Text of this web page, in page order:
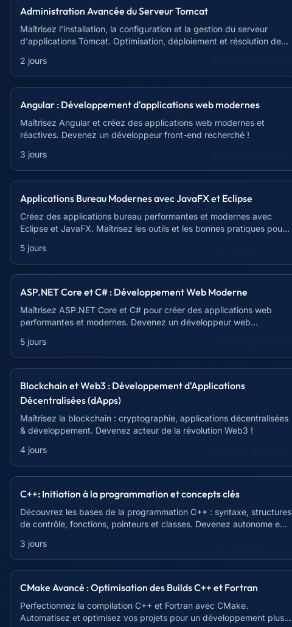
Administration Avancée du Serveur Tomcat
Maîtrisez l'installation, la configuration et la gestion du serveur
d'applications Tomcat. Optimisation, déploiement et résolution de
2 jours
Angular : Développement d'applications web modernes
Maîtrisez Angular et créez des applications web modernes et
réactives. Devenez un développeur front-end recherché !
3 jours
Applications Bureau Modernes avec JavaFX et Eclipse
Créez des applications bureau performantes et modernes avec
Eclipse et JavaFX. Maîtrisez les outils et les bonnes pratiques pour
5 jours
ASP.NET Core et C# : Développement Web Moderne
Maîtrisez ASP.NET Core et C# pour créer des applications web
performantes et modernes. Devenez un développeur web
5 jours
Blockchain et Web3 : Développement d'Applications
Décentralisées (dApps)
Maîtrisez la blockchain : cryptographie, applications décentralisées
& développement. Devenez acteur de la révolution Web3 !
4 jours
C++: Initiation à la programmation et concepts clés
Découvrez les bases de la programmation C++ : syntaxe, structures
de contrôle, fonctions, pointeurs et classes. Devenez autonome en
3 jours
CMake Avancé : Optimisation des Builds C++ et Fortran
Perfectionnez la compilation C++ et Fortran avec CMake.
Automatisez et optimisez vos projets pour un développement plus